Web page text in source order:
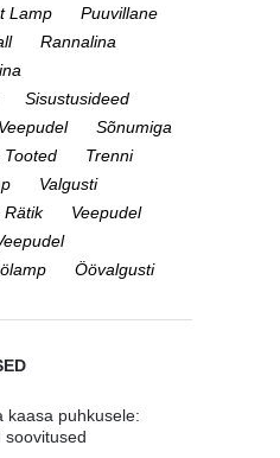
Lamp
Puuvillane
Rannalina
Sisustusideed
Sõnumiga
Tooted
Trenni
Valgusti
Rätik
Veepudel
Öövalgusti
kaasa puhkusele:
soovitused